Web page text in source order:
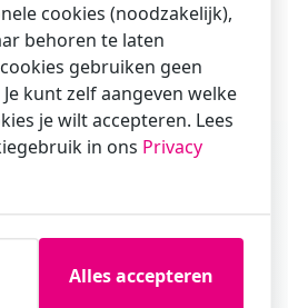
in waarmee je
een cursist?
cookies (noodzakelijk),
behoren te laten
gebruiken geen
kunt zelf aangeven welke
je wilt accepteren. Lees
in ons Privacy
Alles accepteren